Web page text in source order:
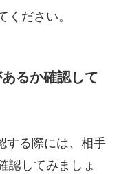
ください。
るか確認して
する際には、相手
認してみましょ